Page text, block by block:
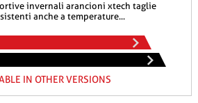
anche a temperature...
IN OTHER VERSIONS